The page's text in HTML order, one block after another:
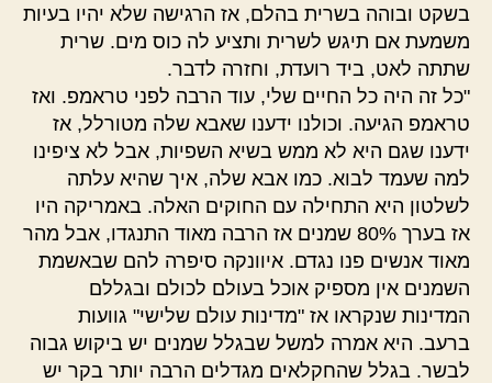
בשקט ובוהה בשרית בהלם, אז הרגישה שלא יהיו בעיות
משמעת אם תיגש לשרית ותציע לה כוס מים. שרית
שתתה לאט, ביד רועדת, וחזרה לדבר.
"כל זה היה כל החיים שלי, עוד הרבה לפני טראמפ. ואז
טראמפ הגיעה. וכולנו ידענו שאבא שלה מטורלל, אז
ידענו שגם היא לא ממש בשיא השפיות, אבל לא ציפינו
למה שעמד לבוא. כמו אבא שלה, איך שהיא עלתה
לשלטון היא התחילה עם החוקים האלה. באמריקה היו
אז בערך 80% שמנים אז הרבה מאוד התנגדו, אבל מהר
מאוד אנשים פנו נגדם. איוונקה סיפרה להם שבאשמת
השמנים אין מספיק אוכל בעולם לכולם ובגללם
המדינות שנקראו אז "מדינות עולם שלישי" גוועות
ברעב. היא אמרה למשל שבגלל שמנים יש ביקוש גבוה
לבשר. בגלל שהחקלאים מגדלים הרבה יותר בקר יש